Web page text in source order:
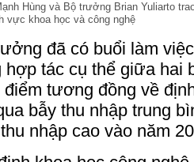
Hùng và Bộ trưởng Brian Yuliarto
vực khoa học và công nghệ
đã có buổi làm
hợp tác cụ thể giữa hai
điểm tương đồng về
bẫy thu nhập trung
nhập cao vào năm